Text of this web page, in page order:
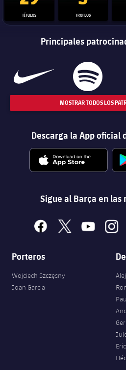
TÍTULOS TROFEOS
Principales
MOSTRAR TODOS LOS
Descarga la App oficial
Sigue al Barça en las
facebook
x youtube
Porteros
Wojciech Szczęsny
Joan Garcia